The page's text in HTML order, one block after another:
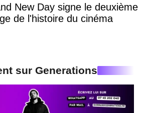
New Day signe le deuxième
de l'histoire du cinéma
sur Generations